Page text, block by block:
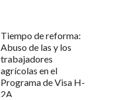
Tiempo de reforma:
Abuso de las y los
trabajadores
agrícolas en el
Programa de Visa H-
2A